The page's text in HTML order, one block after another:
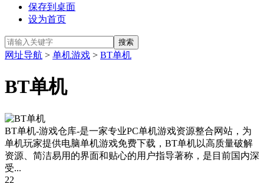
保存到桌面
设为首页
网址导航 > 单机游戏 > BT单机
BT单机
BT单机-游戏仓库-是一家专业PC单机游戏资源整合网站，为
单机玩家提供电脑单机游戏免费下载，BT单机以高质量破解
资源、简洁易用的界面和贴心的用户指导著称，是目前国内深
受...
22